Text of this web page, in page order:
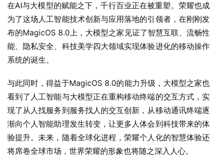
在AI与大模型的赋能之下，千行百业正在被重塑。荣耀也成
为了这场人工智能技术创新与应用落地的引领者，在刚刚发
布的MagicOS 8.0上，大模型之家见证了智慧互联、流畅性
能、隐私安全、科技美学四大领域实现体验进化的移动操作
系统的诞生。
与此同时，得益于MagicOS 8.0的能力升级，大模型之家也
看到了人工智能与大模型正在重构移动终端的交互方式，实
现了从人找服务到服务找人的交互创新，从移动通讯终端逐
渐向个人智能助理发生转变，让更多人体会到科技带来的体
验提升。未来，随着全球化进程，荣耀个人化的智慧体验还
将席卷全球市场，世界荣耀的形象也将随之深入人心。